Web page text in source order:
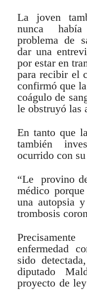
La joven
nunca
problema de
dar una
por estar en
para recibir el
confirmó que
coágulo de
le obstruyó las
En tanto que
también
ocurrido con
“Le provino
médico
una autopsia
trombosis
enfermedad
sido
diputado
proyecto de